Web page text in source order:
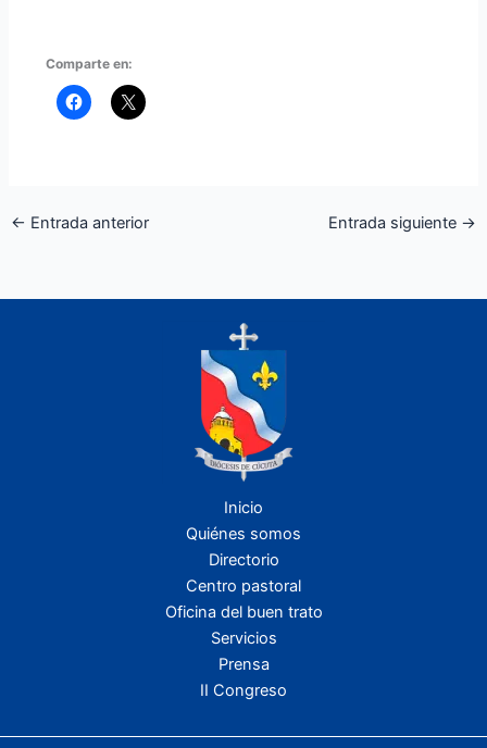
Comparte en:
← Entrada anterior Entrada siguiente →
Inicio
Quiénes somos
Directorio
Centro pastoral
Oficina del buen trato
Servicios
Prensa
II Congreso